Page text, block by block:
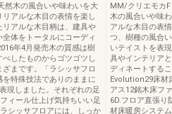
然木の風合いや味わいを大
アルな木目の表情を楽し
アルな木目柄は、建具や
体をトータルにコーディ
年4月発売木の質感は樹
したものからゴツゴツし
まです。「ラシッサフロ
特殊技法でありのままに
現しました。それぞれの足
ィール仕上げ気持ちいい足
シッサフロアには、しっか
MM/クリエモカ
木の風合いや味
アルな木目の表
つ、樹種の風合
いテイストを表
具やインテリア
ディネートする
Evolution29床材
アス12銘木床フ
6D.フロア直張り
材床暖房システ